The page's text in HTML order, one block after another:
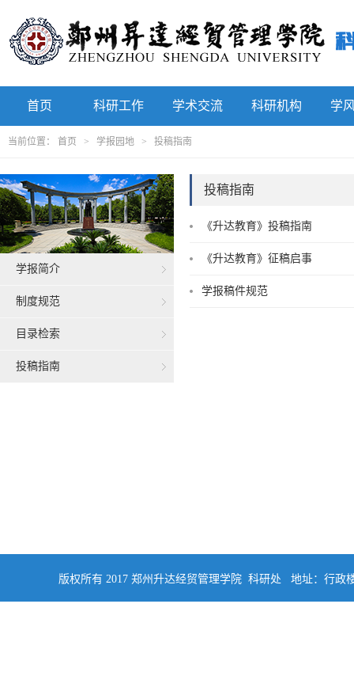
首页 科研工作 学术交流 科研机构 学
当前位置： 首页 > 学报园地 > 投稿指南
学报简介
制度规范
目录检索
投稿指南
投稿指南
《升达教育》投稿指南
《升达教育》征稿启事
学报稿件规范
版权所有 2017 郑州升达经贸管理学院 科研处 地址：行政